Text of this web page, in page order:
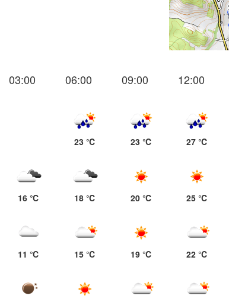
03:00 06:00 09:00 12:00
23 ℃
23 ℃ 27 ℃
16 ℃ 18 ℃ 20 ℃ 25 ℃
11 ℃ 15 ℃ 19 ℃ 22 ℃